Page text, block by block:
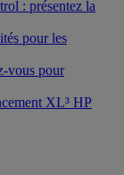
: présentez la
pour les
vous pour
XL³ HP